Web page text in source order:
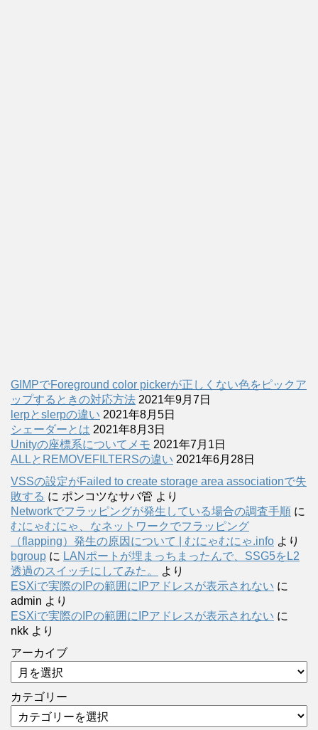
GIMPでForeground color pickerが正しくない色をピックア
ップするときの対応方法 2021年9月7日
lerpとslerpの違い 2021年8月5日
シェーダーとは 2021年8月3日
Unityの座標系についてメモ 2021年7月1日
ALLとREMOVEFILTERSの違い 2021年6月28日
VSSの設定がFailed to create storage area associationで失
敗する に ポンコツなサバ管 より
Networkでフラッピングが発生している場合の調査手順 に
むにゃむにゃ、なネットワークでフラッピング
（flapping）発生の原因について | むにゃむにゃ.info より
bgroup に LANポートが埋まっちまったんで、SSG5をL2
透過のスイッチにしてみた。
より
ESXiで実際のIPの範囲にIPアドレスが表示されない に
admin より
ESXiで実際のIPの範囲にIPアドレスが表示されない に
nkk より
アーカイブ
カテゴリー